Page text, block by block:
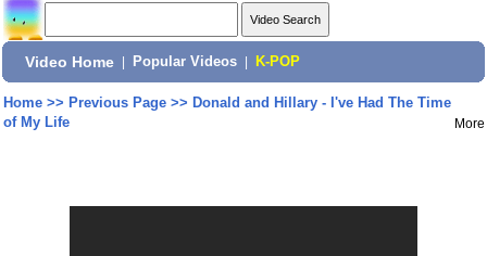
Video Home Popular Videos K-POP
Home>> Previous Page>> Donald and Hillary - I've Had The Time
of My Life
More